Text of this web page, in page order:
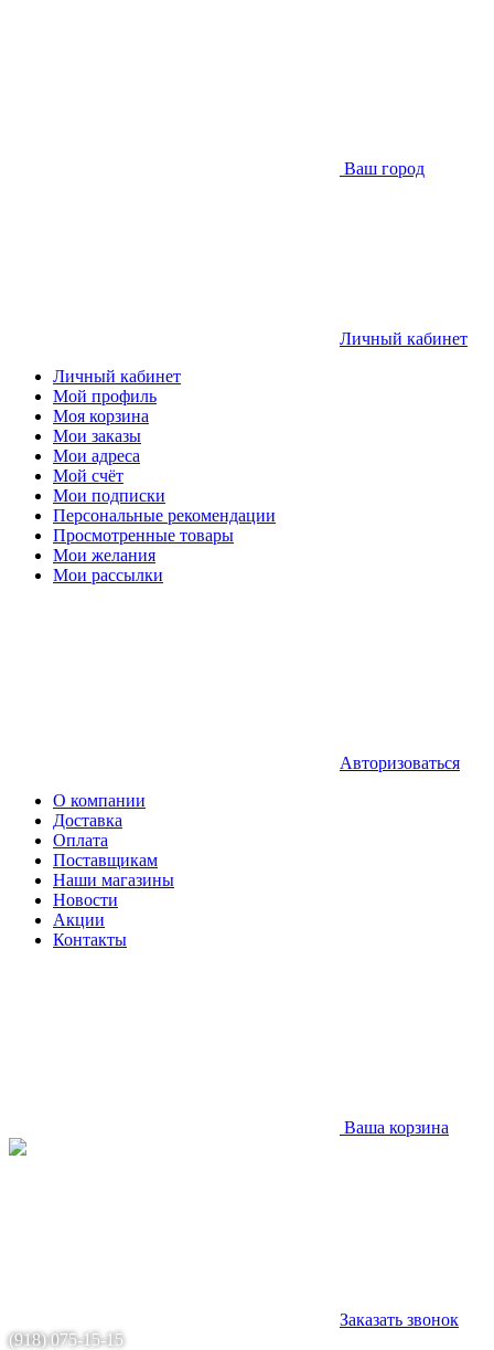
Ваш город
Личный кабинет
Личный кабинет
Мой профиль
Моя корзина
Мои заказы
Мои адреса
Мой счёт
Мои подписки
Персональные рекомендации
Просмотренные товары
Мои желания
Мои рассылки
Авторизоваться
О компании
Доставка
Оплата
Поставщикам
Наши магазины
Новости
Акции
Контакты
Ваша корзина
Заказать звонок
(918) 075-15-15